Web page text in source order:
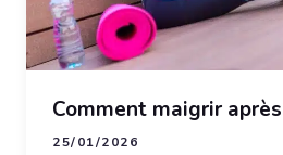
Comment maigrir
25/01/2026